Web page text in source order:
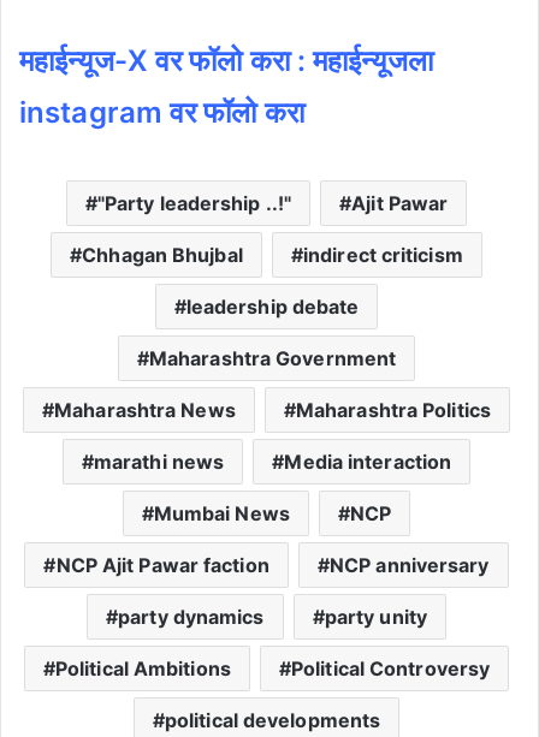
महाईन्यूज-X वर फॉलो करा :महाईन्यूजला
instagram वर फॉलो करा
"Party leadership ..!" Ajit Pawar
Chhagan Bhujbal indirect criticism
leadership debate
Maharashtra Government
Maharashtra News Maharashtra Politics
marathi news Media interaction
Mumbai News NCP
NCP Ajit Pawar faction NCP anniversary
party dynamics party unity
Political Ambitions Political Controversy
political developments